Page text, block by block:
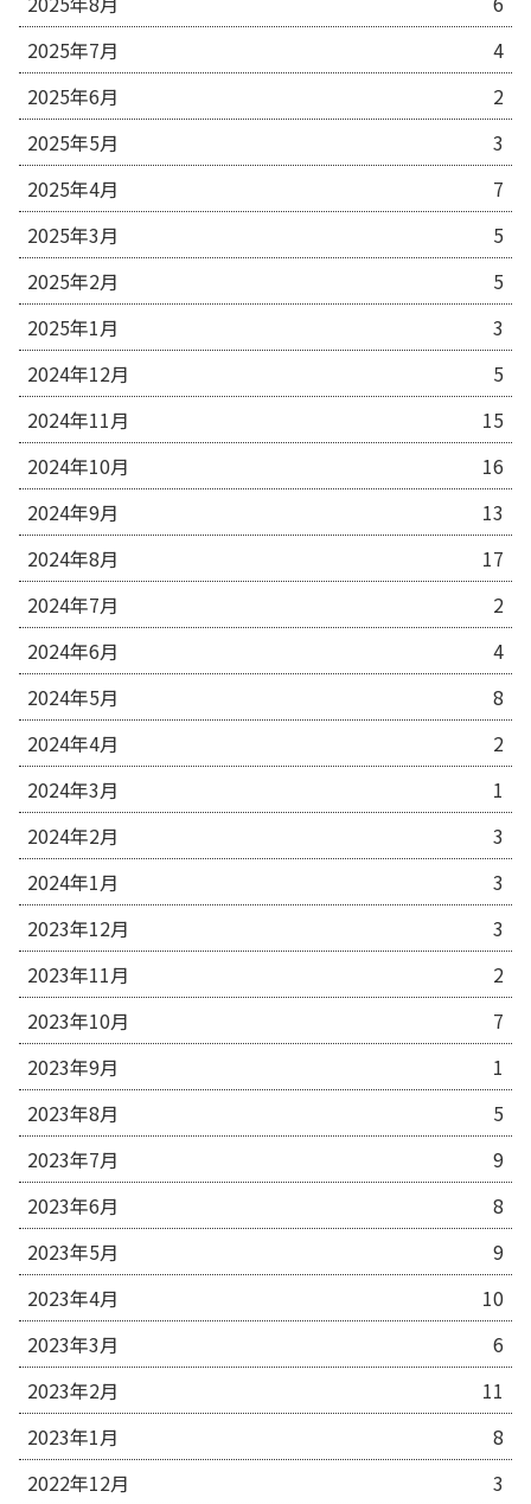
2025年7月
4
2025年6月
2
2025年5月
3
2025年4月
7
2025年3月
5
2025年2月
5
2025年1月
3
2024年12月
5
2024年11月
15
2024年10月
16
2024年9月
13
2024年8月
17
2024年7月
2
2024年6月
4
2024年5月
8
2024年4月
2
2024年3月
1
2024年2月
3
2024年1月
3
2023年12月
3
2023年11月
2
2023年10月
7
2023年9月
1
2023年8月
5
2023年7月
9
2023年6月
8
2023年5月
9
2023年4月
10
2023年3月
6
2023年2月
11
2023年1月
8
2022年12月
3